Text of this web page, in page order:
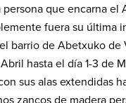
persona que encarna
fuera su última
barrio de Abetxuko
hasta el día 1-3 de
sus alas extendidas
zancos de madera